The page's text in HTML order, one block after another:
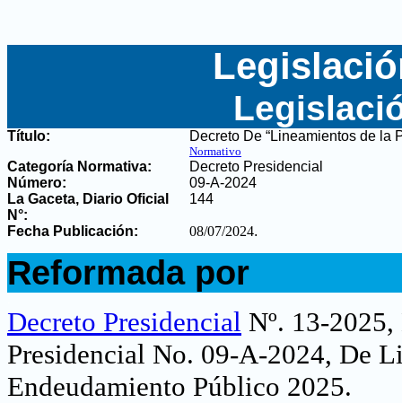
Título: Decreto De “Lineamientos de la
Normativo
Categoría Normativa:
Decreto Presidencial
Número:
09-A-2024
La Gaceta, Diario Oficial
N°:
144
Fecha Publicación: 08/07/2024.
Reformada por
Decreto Presidencial Nº. 13-2025,
Presidencial No. 09-A-2024, De
Endeudamiento Público 2025.